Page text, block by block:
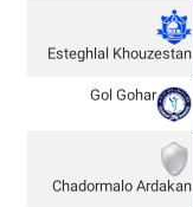
Esteghlal Khouzestan
Gol Gohar
Chadormalo Ardakan